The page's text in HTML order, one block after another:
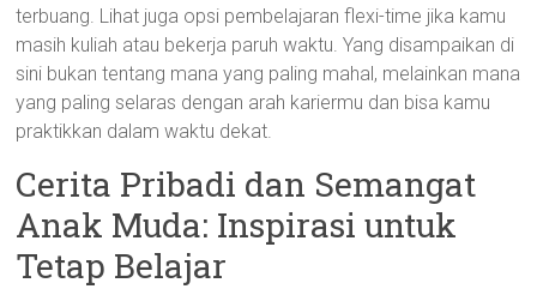
terbuang. Lihat juga opsi pembelajaran flexi-time jika kamu
masih kuliah atau bekerja paruh waktu. Yang disampaikan di
sini bukan tentang mana yang paling mahal, melainkan mana
yang paling selaras dengan arah kariermu dan bisa kamu
praktikkan dalam waktu dekat.
Cerita Pribadi dan Semangat
Anak Muda: Inspirasi untuk
Tetap Belajar